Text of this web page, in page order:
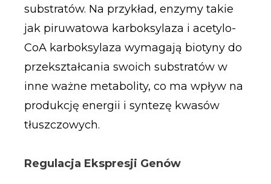
substratów. Na przykład, enzymy takie
jak piruwatowa karboksylaza i acetylo-
CoA karboksylaza wymagają biotyny do
przekształcania swoich substratów w
inne ważne metabolity, co ma wpływ na
produkcję energii i syntezę kwasów
tłuszczowych.
Regulacja Ekspresji Genów